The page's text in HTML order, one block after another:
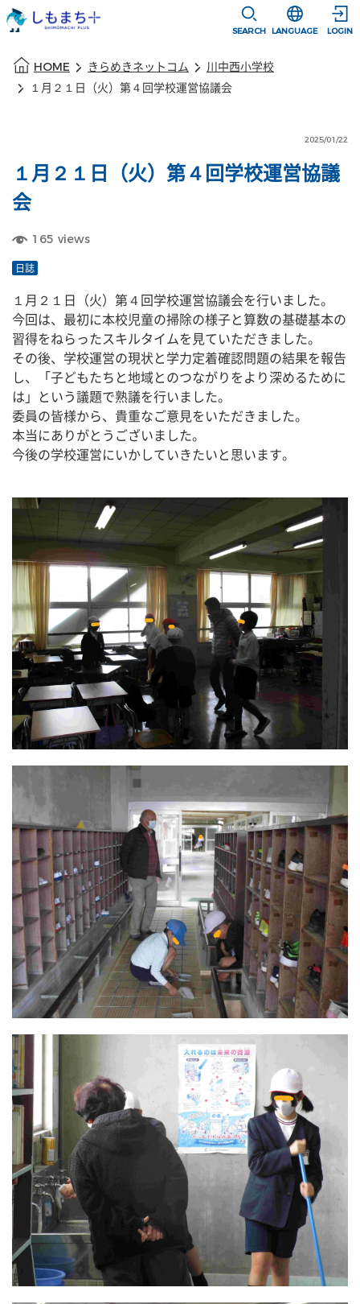
SEARCH
選択すると言
LANGUAGE LOGIN
HOME きらめきネットコム
川中西小学校
１月２１日（火）第４回学校運営協議会
2025/01/22
１月２１日（火）第４回学校運営協議
会
165 views
日誌
１月２１日（火）第４回学校運営協議会を行いました。
今回は、最初に本校児童の掃除の様子と算数の基礎基本の
習得をねらったスキルタイムを見ていただきました。
その後、学校運営の現状と学力定着確認問題の結果を報告
し、「子どもたちと地域とのつながりをより深めるために
は」という議題で熟議を行いました。
委員の皆様から、貴重なご意見をいただきました。
本当にありがとうございました。
今後の学校運営にいかしていきたいと思います。